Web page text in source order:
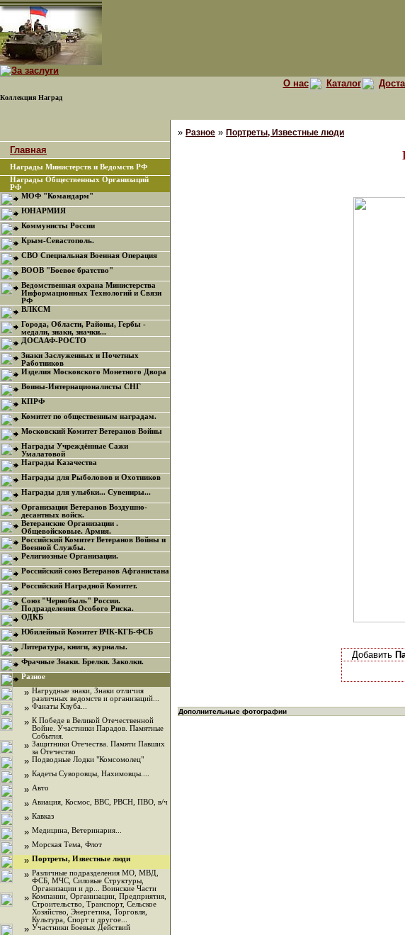
Коллекция Наград
О нас Каталог
Главная
Награды Министерств и Ведомств РФ
Награды Общественных Организаций
РФ
МОФ "Командарм"
ЮНАРМИЯ
Коммунисты России
Крым-Севастополь.
СВО Специальная Военная Операция
ВООВ "Боевое братство"
Ведомственная охрана Министерства
Информационных Технологий и Связи
РФ
ВЛКСМ
Города, Области, Районы, Гербы -
медали, знаки, значки...
ДОСААФ-РОСТО
Знаки Заслуженных и Почетных
Работников
Изделия Московского Монетного Двора
Воины-Интернационалисты СНГ
КПРФ
Комитет по общественным наградам.
Московский Комитет Ветеранов Войны
Награды Учреждённые Сажи
Умалатовой
Награды Казачества
Награды для Рыболовов и Охотников
Награды для улыбки... Сувениры...
Организация Ветеранов Воздушно-
десантных войск.
Ветеранские Организации .
Общевойсковые. Армия.
Российский Комитет Ветеранов Войны и
Военной Службы.
Религиозные Организации.
Российский союз Ветеранов Афганистана
Российский Наградной Комитет.
Союз "Чернобыль" России.
Подразделения Особого Риска.
ОДКБ
Юбилейный Комитет ВЧК-КГБ-ФСБ
Литература, книги, журналы.
Фрачные Знаки. Брелки. Заколки.
Разное
» Нагрудные знаки, Знаки отличия
различных ведомств и организаций...
» Фанаты Клуба...
» К Победе в Великой Отечественной
Войне. Участники Парадов. Памятные
События.
» Защитники Отечества. Памяти Павших
за Отечество
» Подводные Лодки "Комсомолец"
» Кадеты Суворовцы, Нахимовцы....
» Авто
» Авиация, Космос, ВВС, РВСН, ПВО, в/ч
» Кавказ
» Медицина, Ветеринария...
» Морская Тема, Флот
» Портреты, Известные люди
» Различные подразделения МО, МВД,
ФСБ, МЧС, Силовые Структуры,
Организации и др... Воинские Части
» Компании, Организации, Предприятия,
Строительство, Транспорт, Сельское
Хозяйство, Энергетика, Торговля,
Культура, Спорт и другое...
» Участники Боевых Действий
» Разное » Портреты, Известные люди
Добавить
Дополнительные фотографии